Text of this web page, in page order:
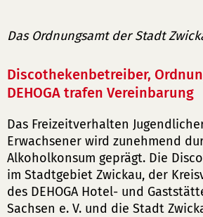
Das Ordnungsamt der Stadt
Discothekenbetreiber,
DEHOGA trafen Vereinbarung
Das Freizeitverhalten
Erwachsener wird zunehmend
Alkoholkonsum geprägt. Die
im Stadtgebiet Zwickau, der
des DEHOGA Hotel- und
Sachsen e. V. und die Stadt